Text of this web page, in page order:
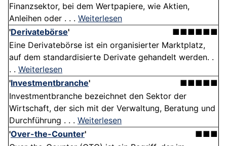
Finanzsektor, bei dem Wertpapiere, wie Aktien,
Anleihen oder . . . Weiterlesen
'Derivatebörse'
■■■■■■
Eine Derivatebörse ist ein organisierter Marktplatz,
auf dem standardisierte Derivate gehandelt werden. .
. . Weiterlesen
'Investmentbranche'
■■■■■
Investmentbranche bezeichnet den Sektor der
Wirtschaft, der sich mit der Verwaltung, Beratung und
Durchführung . . . Weiterlesen
'Over-the-Counter'
■■■